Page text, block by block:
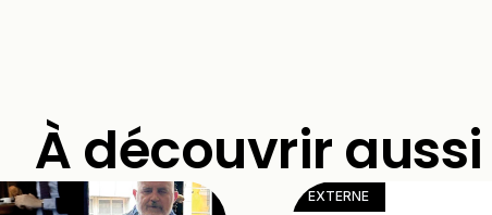
À découvrir aussi
EXTERNE